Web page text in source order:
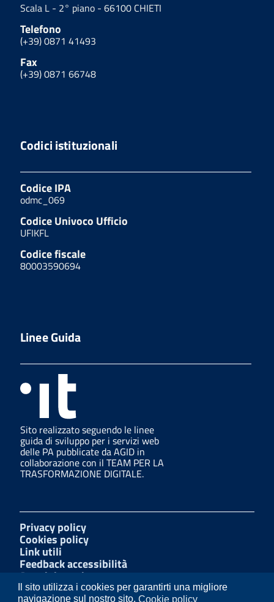
Il sito utilizza i cookies per garantirti una migliore
navigazione sul nostro sito. Cookie policy
Scala L - 2° piano - 66100 CHIETI
Telefono
(+39) 0871 41493
Fax
(+39) 0871 66748
Codici istituzionali
Codice IPA
odmc_069
Codice Univoco Ufficio
UFIKFL
Codice fiscale
80003590694
Linee Guida
Sito realizzato seguendo le linee
guida di sviluppo per i servizi web
delle PA pubblicate da AGID in
collaborazione con il TEAM PER LA
TRASFORMAZIONE DIGITALE.
Privacy policy
Cookies policy
Link utili
Feedback accessibilità
Amministrazione trasparente
W3C Css